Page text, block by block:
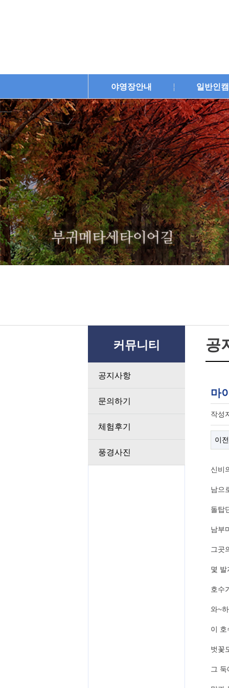
야영장안내 일반인
커뮤니티
공지사항
문의하기
체험후기
풍경사진
공
마
작성
이
신비
남으
돌탑
남부
그곳
몇
호수
와~
이
벗꽃
그